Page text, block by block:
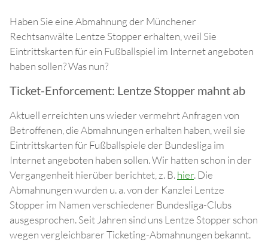
Haben Sie eine Abmahnung der Münchener
Rechtsanwälte Lentze Stopper erhalten, weil Sie
Eintrittskarten für ein Fußballspiel im Internet angeboten
haben sollen? Was nun?
Ticket-Enforcement: Lentze Stopper mahnt ab
Aktuell erreichten uns wieder vermehrt Anfragen von
Betroffenen, die Abmahnungen erhalten haben, weil sie
Eintrittskarten für Fußballspiele der Bundesliga im
Internet angeboten haben sollen. Wir hatten schon in der
Vergangenheit hierüber berichtet, z. B.hier. Die
Abmahnungen wurden u. a. von der Kanzlei Lentze
Stopper im Namen verschiedener Bundesliga-Clubs
ausgesprochen. Seit Jahren sind uns Lentze Stopper schon
wegen vergleichbarer Ticketing-Abmahnungen bekannt.